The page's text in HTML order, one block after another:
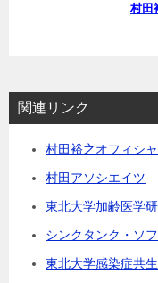
村田
関連リンク
村田裕之オフィシ
村田アソシエイツ
東北大学加齢医学
シンクタンク・ソ
東北大学感染症共